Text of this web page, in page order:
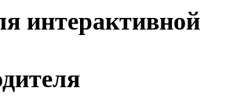
интерактивной